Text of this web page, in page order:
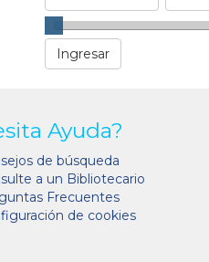
Ayuda?
de búsqueda
a un Bibliotecario
Frecuentes
de cookies